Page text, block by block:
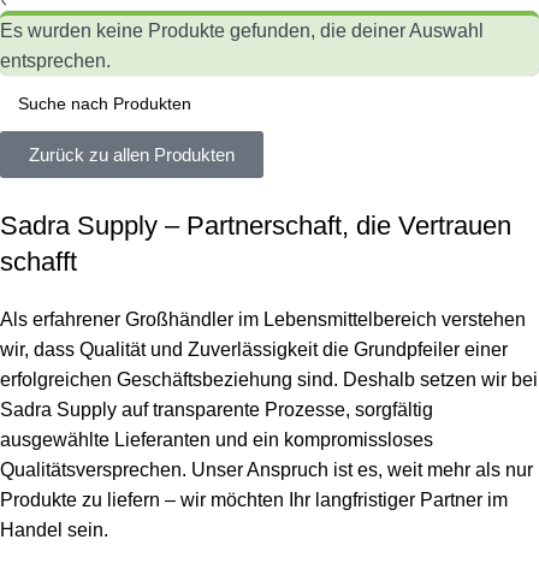
Es wurden keine Produkte gefunden, die deiner Auswahl
entsprechen.
Zurück zu allen Produkten
Sadra Supply – Partnerschaft, die Vertrauen
schafft
Als erfahrener Großhändler im Lebensmittelbereich verstehen
wir, dass Qualität und Zuverlässigkeit die Grundpfeiler einer
erfolgreichen Geschäftsbeziehung sind. Deshalb setzen wir bei
Sadra Supply auf transparente Prozesse, sorgfältig
ausgewählte Lieferanten und ein kompromissloses
Qualitätsversprechen. Unser Anspruch ist es, weit mehr als nur
Produkte zu liefern – wir möchten Ihr langfristiger Partner im
Handel sein.